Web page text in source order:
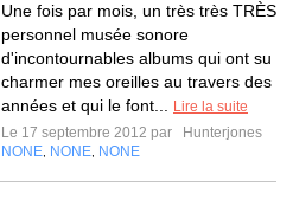
Une fois par mois, un très très TRÈS
personnel musée sonore
d'incontournables albums qui ont su
charmer mes oreilles au travers des
années et qui le font...
Lire la suite
Le 17 septembre 2012 par
Hunterjones
NONE NONE NONE